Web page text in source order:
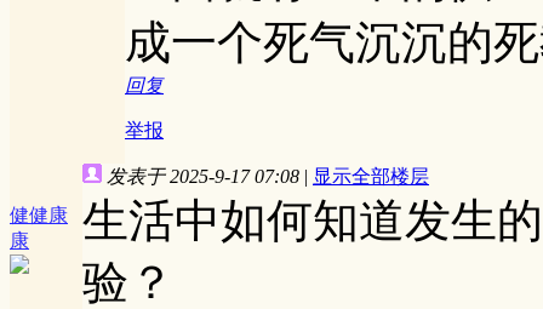
成一个死气沉沉的
回复
举报
健健康
康
发表于 2025-9-17 07:08 | 显示全部楼层
生活中如何知道发生
验？